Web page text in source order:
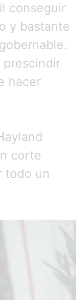
conseguir
y bastante
prescindir
hacer
corte
todo un